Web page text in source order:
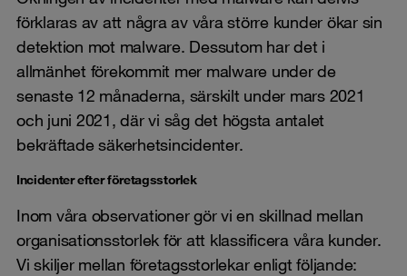
förklaras av att några av våra större kunder ökar sin
detektion mot malware. Dessutom har det i
allmänhet förekommit mer malware under de
senaste 12 månaderna, särskilt under mars 2021
och juni 2021, där vi såg det högsta antalet
bekräftade säkerhetsincidenter.
Incidenter efter företagsstorlek
Inom våra observationer gör vi en skillnad mellan
organisationsstorlek för att klassificera våra kunder.
Vi skiljer mellan företagsstorlekar enligt följande: